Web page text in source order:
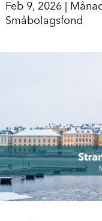
Feb 9, 2026|
Småbolagsfond